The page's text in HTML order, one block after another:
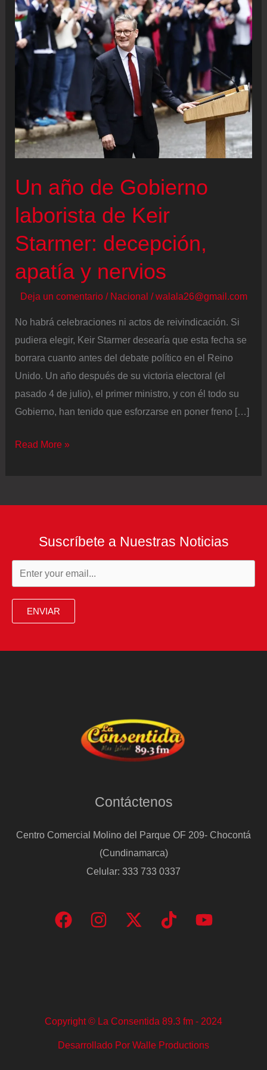
Un año de Gobierno
laborista de Keir
Starmer: decepción,
apatía y nervios
Deja un comentario / Nacional /walala26@gmail.com
No habrá celebraciones ni actos de reivindicación. Si
pudiera elegir, Keir Starmer desearía que esta fecha se
borrara cuanto antes del debate político en el Reino
Unido. Un año después de su victoria electoral (el
pasado 4 de julio), el primer ministro, y con él todo su
Gobierno, han tenido que esforzarse en poner freno […]
Un
Starmer:
decepción,
y
Read More »
Suscríbete a Nuestras Noticias
ENVIAR
Contáctenos
Centro Comercial Molino del Parque OF 209- Chocontá
(Cundinamarca)
Celular: 333 733 0337
Copyright © La Consentida 89.3 fm - 2024
Desarrollado Por Walle Productions